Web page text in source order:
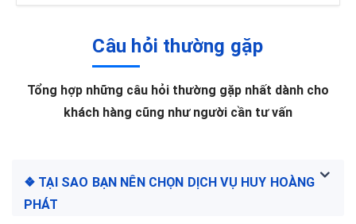
Câu hỏi thường gặp
Tổng hợp những câu hỏi thường gặp nhất dành cho
khách hàng cũng như người cần tư vấn
❖ TẠI SAO BẠN NÊN CHỌN DỊCH VỤ HUY HOÀNG
PHÁT